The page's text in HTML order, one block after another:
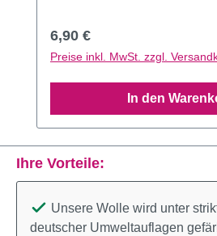
Regulärer Preis:
6,90 €
Preise inkl. MwSt. zzgl.
In den
Ihre Vorteile:
Unsere Wolle wird unter
deutscher Umweltauflagen